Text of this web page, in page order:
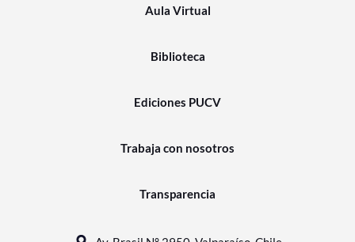
Aula Virtual
Biblioteca
Ediciones PUCV
Trabaja con nosotros
Transparencia